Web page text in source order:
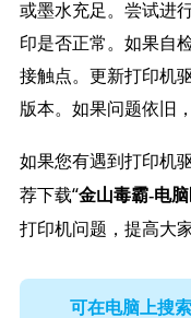
或墨水充足。尝试进
印是否正常。如果自
接触点。更新打印机
版本。如果问题依旧
如果您有遇到打印机
荐下载“金山毒霸-电
打印机问题，提高大
可在电脑上搜